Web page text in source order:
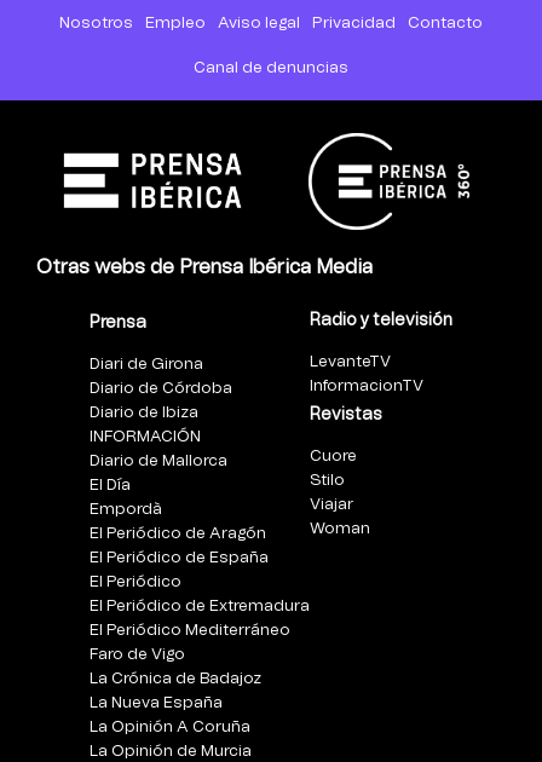
Nosotros Empleo Aviso legal Privacidad Contacto
Canal de denuncias
Otras webs de Prensa Ibérica Media
Prensa
Diari de Girona
Diario de Córdoba
Diario de Ibiza
INFORMACIÓN
Diario de Mallorca
El Día
Empordà
El Periódico de Aragón
El Periódico de España
El Periódico
El Periódico de Extremadura
El Periódico Mediterráneo
Faro de Vigo
La Crónica de Badajoz
La Nueva España
La Opinión A Coruña
La Opinión de Murcia
Radio y televisión
LevanteTV
InformacionTV
Revistas
Cuore
Stilo
Viajar
Woman